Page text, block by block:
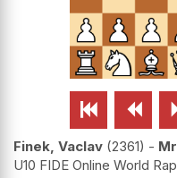
 
Finek, Vaclav 2361 -
U10 FIDE Online World